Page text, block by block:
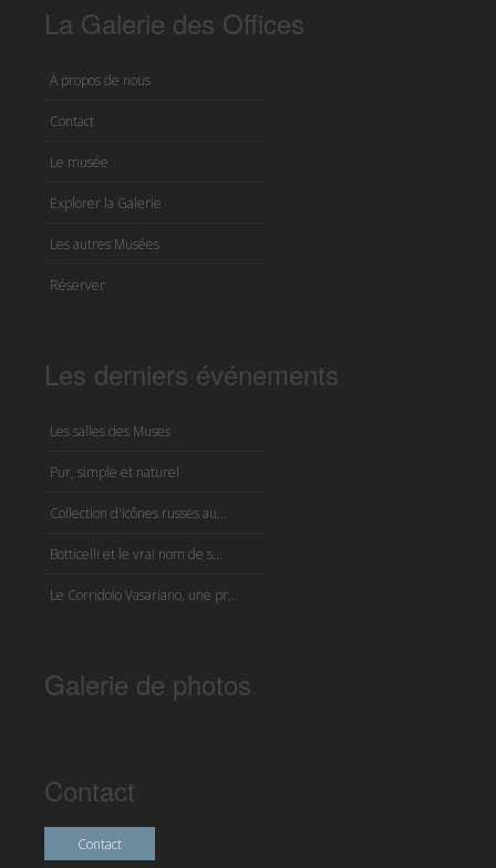
La Galerie des Offices
À propos de nous
Contact
Le musée
Explorer la Galerie
Les autres Musées
Réserver
Les derniers événements
Les salles des Muses
Pur, simple et naturel
Collection d'icônes russes au...
Botticelli et le vrai nom de s...
Le Corridoio Vasariano, une pr...
Galerie de photos
Contact
Contact